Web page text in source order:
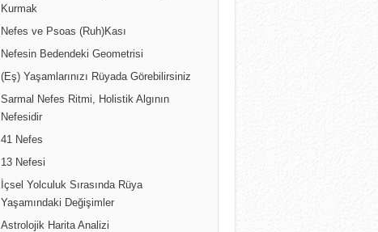
Kurmak
Nefes ve Psoas (Ruh)Kası
Nefesin Bedendeki Geometrisi
(Eş) Yaşamlarınızı Rüyada Görebilirsiniz
Sarmal Nefes Ritmi, Holistik Algının
Nefesidir
41 Nefes
13 Nefesi
İçsel Yolculuk Sırasında Rüya
Yaşamındaki Değişimler
Astrolojik Harita Analizi